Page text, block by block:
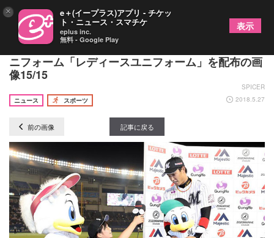
ZOZOマリンがピンクに染まる!? nano･universeユ
ニフォーム「レディースユニフォーム」を配布の画
像15/15
SPICER
ニュース
スポーツ 2018.5.27
前の画像 記事に戻る
× e＋(イープラス)アプリ - チケッ
ト・ニュース・スマチケ
eplus inc.
無料 - Google Play
表示